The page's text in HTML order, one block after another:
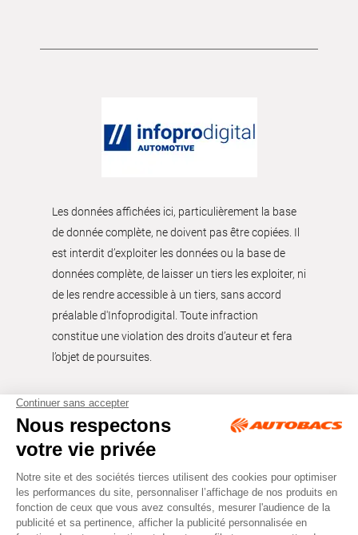
Les données affichées ici, particulièrement la base
de donnée complète, ne doivent pas être copiées. Il
est interdit d’exploiter les données ou la base de
données complète, de laisser un tiers les exploiter, ni
de les rendre accessible à un tiers, sans accord
préalable d'Infoprodigital. Toute infraction
constitue une violation des droits d’auteur et fera
l’objet de poursuites.
Tous droits réservés © Autobacs